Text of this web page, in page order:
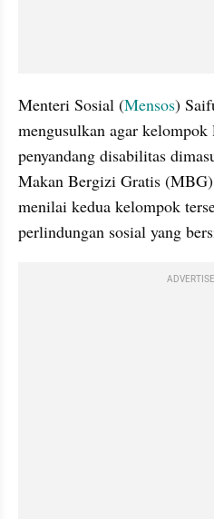
Menteri Sosial (Mensos)
mengusulkan agar
penyandang disabilitas
Makan Bergizi Gratis
menilai kedua kelompok
perlindungan sosial yang